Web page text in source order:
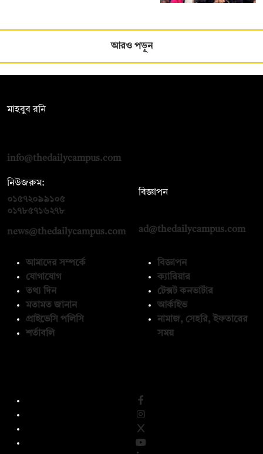
আরও পড়ুন
মাহবুব রনি
info@thedailycampus.com
নিউজরুম:
০১৫৭২০৯৯১০৫
০১৭৮৫৭১৬২৭৮
news@thedailycampus.com
বিজ্ঞাপন
ad@thedailycampus.com
আমাদের সম্পর্কে
যোগাযোগ
তথ্য দিন
মতামত জানান
প্রাইভেসি পলিসি
শর্তাবলি
বিজ্ঞাপন
ক্যারিয়ার
টেক্সট কনভার্টার
আর্কাইভ
নামাজ, সেহরি, ইফতারের
সময়